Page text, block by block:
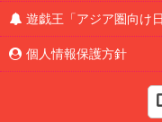
遊戯王「アジア圏向け
個人情報保護方針